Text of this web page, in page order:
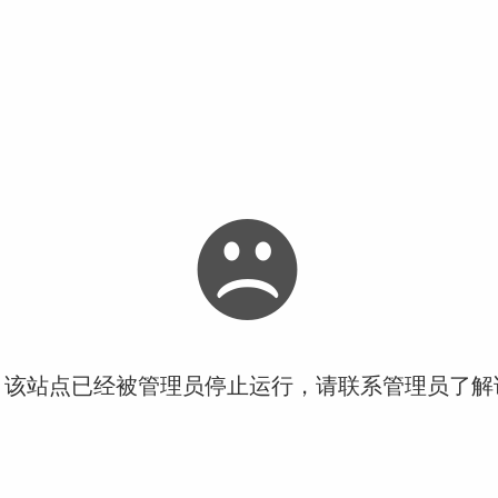
站点已经被管理员停止运行，请联系管理员了